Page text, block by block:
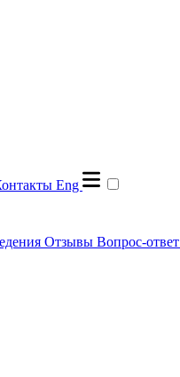
Eng
Отзывы Вопрос-ответ